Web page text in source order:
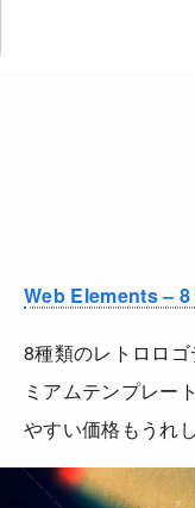
Web Elements –
8種類のレトロロ
ミアムテンプレー
やすい価格もうれ